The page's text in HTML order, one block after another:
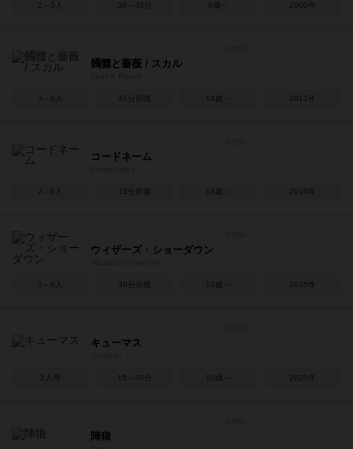
2～5人 30～45分 8歳～ 2000年
髑髏と薔薇 / スカル
3～6人 45分前後 14歳～ 2011年
コードネーム
2～8人 15分前後 14歳～ 2016年
ウィザーズ・ショーダウン
3～8人 30分前後 10歳～ 2025年
キューマス
2人用 15～30分 10歳～ 2025年
陣狼